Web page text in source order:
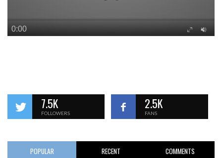
7.5K
FOLLOWERS
2.5K
FANS
POPULAR RECENT COMMENTS